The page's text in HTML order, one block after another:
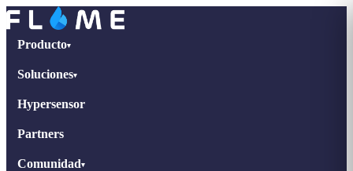
Producto▾
Soluciones▾
Hypersensor
Partners
Comunidad▾